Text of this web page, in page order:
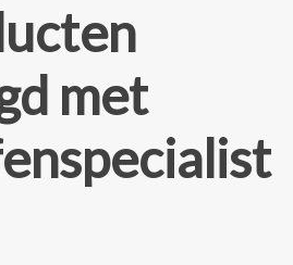
met